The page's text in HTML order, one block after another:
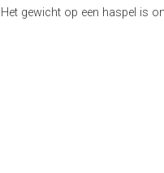
Het gewicht op een haspel is